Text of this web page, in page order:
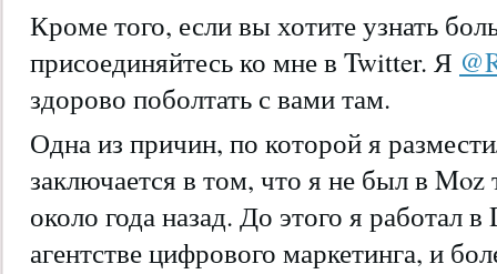
Кроме того, если вы хотите узнать
присоединяйтесь ко мне в Twitter. Я
здорово поболтать с вами там.
Одна из причин, по которой я
заключается в том, что я не был в Moz
около года назад. До этого я работал
агентстве цифрового маркетинга, и